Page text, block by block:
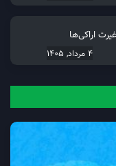
اراکی‌ها
4 مرداد, 1405